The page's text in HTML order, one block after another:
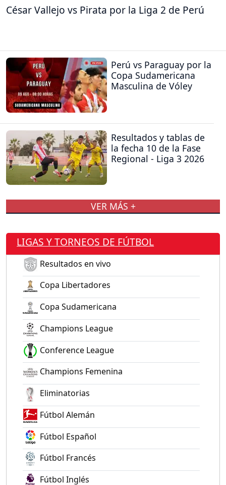
César Vallejo vs Pirata por la Liga 2 de Perú
Perú vs Paraguay por la
Copa Sudamericana
Masculina de Vóley
Resultados y tablas de
la fecha 10 de la Fase
Regional - Liga 3 2026
VER MÁS +
LIGAS Y TORNEOS DE FÚTBOL
Resultados en vivo
Copa Libertadores
Copa Sudamericana
Champions League
Conference League
Champions Femenina
Eliminatorias
Fútbol Alemán
Fútbol Español
Fútbol Francés
Fútbol Inglés